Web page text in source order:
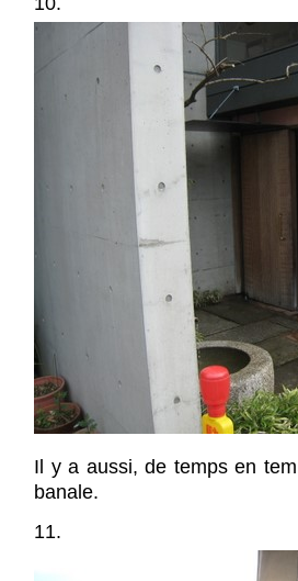
Il y a aussi, de temps en
banale.
11.